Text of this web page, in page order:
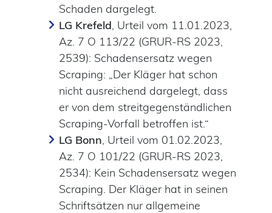
Schaden dargelegt.
LG Krefeld, Urteil vom 11.01.2023,
Az. 7 O 113/22 (GRUR-RS 2023,
2539): Schadensersatz wegen
Scraping: „Der Kläger hat schon
nicht ausreichend dargelegt, dass
er von dem streitgegenständlichen
Scraping-Vorfall betroffen ist.“
LG Bonn, Urteil vom 01.02.2023,
Az. 7 O 101/22 (GRUR-RS 2023,
2534): Kein Schadensersatz wegen
Scraping. Der Kläger hat in seinen
Schriftsätzen nur allgemeine